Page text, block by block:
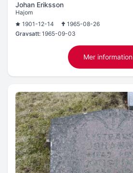
Johan Eriksson
Hajom
1901-12-14
1965-08-26
Gravsatt: 1965-09-03
Mer information